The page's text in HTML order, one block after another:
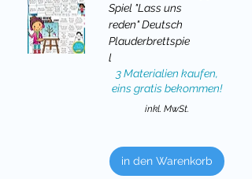
Spiel "Lass uns
reden" Deutsch
Plauderbrettspie
l
3 Materialien kaufen,
eins gratis bekommen!
inkl. MwSt.
in den Warenkorb